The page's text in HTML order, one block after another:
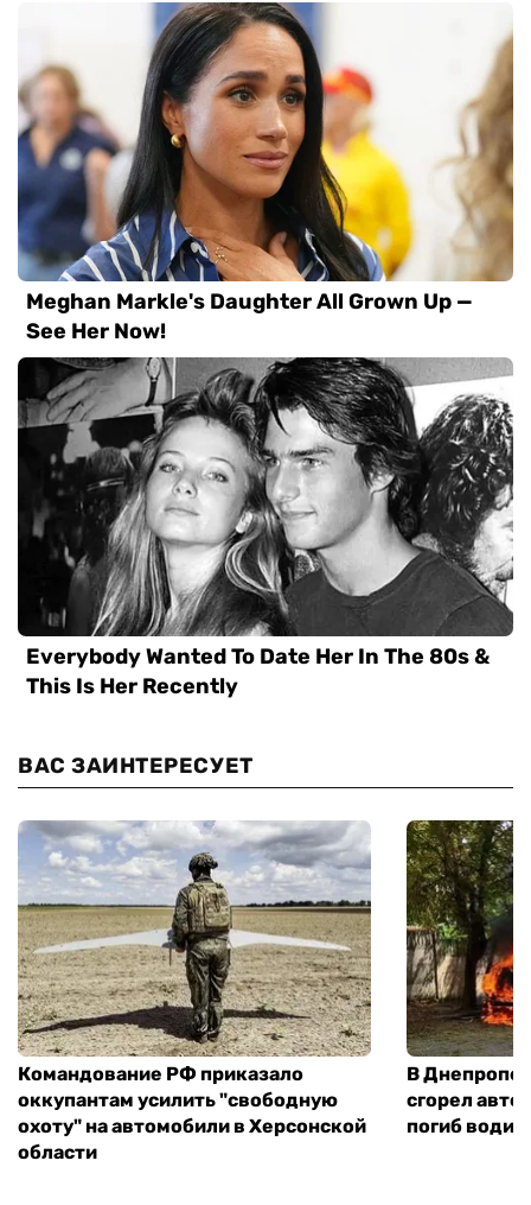
ВАС ЗАИНТЕРЕСУЕТ
Командование РФ приказало
оккупантам усилить "свободную
охоту" на автомобили в Херсонской
области
В
сгорел
погиб